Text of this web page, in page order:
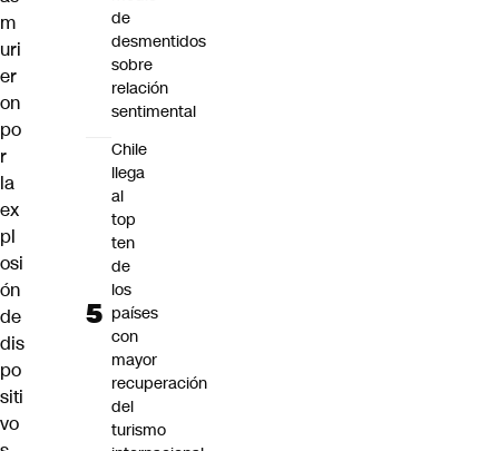
m
uri
er
on
po
r
la
ex
pl
osi
ón
de
dis
po
siti
vo
de
desmentidos
sobre
relación
sentimental
Chile
llega
al
top
ten
de
los
países
con
mayor
recuperación
del
turismo